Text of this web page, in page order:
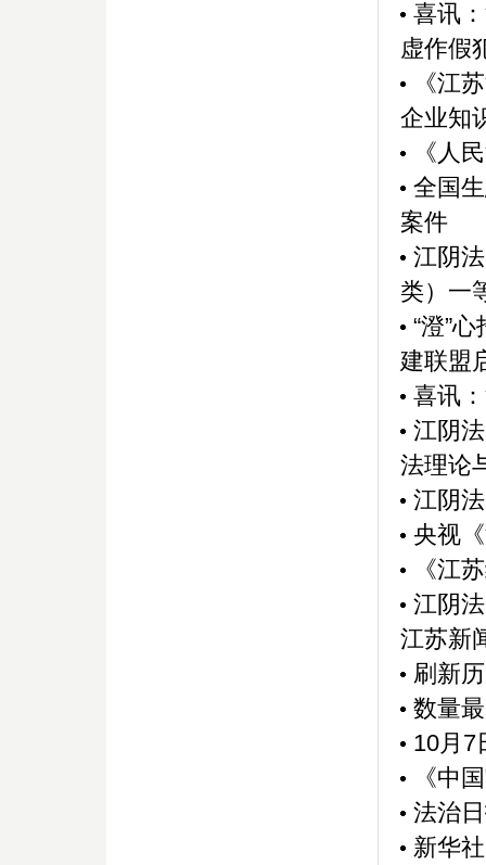
喜讯
虚作假
《江
企业知
《人
全国
案件
江阴
类）一
“澄”
建联盟
喜讯
江阴
法理论
江阴
央视
《江
江阴
江苏新
刷新
数量
10月7
《中
法治
新华